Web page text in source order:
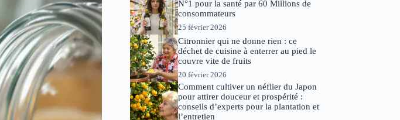
N°1 pour la santé par 60 Millions de
consommateurs
25 février 2026
Citronnier qui ne donne rien : ce
déchet de cuisine à enterrer au pied le
couvre vite de fruits
20 février 2026
Comment cultiver un néflier du Japon
pour attirer douceur et prospérité :
conseils d’experts pour la plantation et
l’entretien